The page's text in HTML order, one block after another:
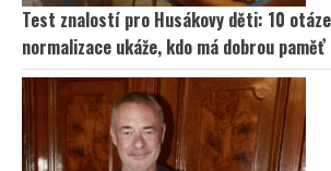
Test znalostí pro Husákovy děti: 10
normalizace ukáže, kdo má dobrou paměť